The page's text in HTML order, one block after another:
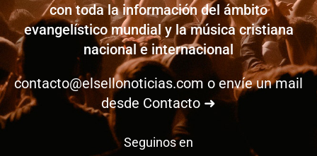
con toda la información del ámbito
evangelístico mundial y la música cristiana
nacional e internacional
contacto@elsellonoticias.com o envíe un mail
desde Contacto ➜
Seguinos en